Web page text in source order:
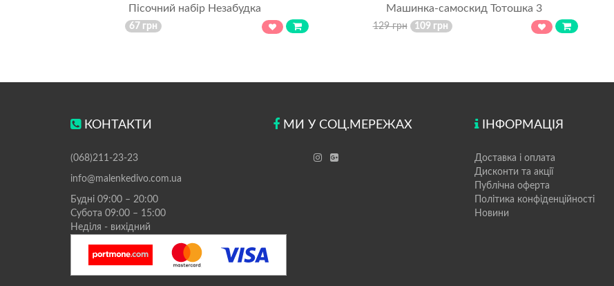
Пісочний набір Незабудка
67 грн
Машинка-самоскид Тотошка 3
129 грн 109 грн
КОНТАКТИ
(068)211-23-23
info@malenkedivo.com.ua
Будні 09:00 – 20:00
Субота 09:00 – 15:00
Неділя - вихідний
МИ У СОЦ.МЕРЕЖАХ ІНФОРМАЦІЯ
Доставка і оплата
Дисконти та акції
Публічна оферта
Політика конфіденційності
Новини